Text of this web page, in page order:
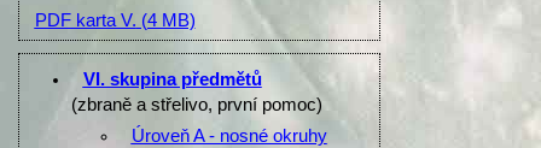
PDF karta V. (4 MB)
VI. skupina předmětů
(zbraně a střelivo, první pomoc)
Úroveň A - nosné okruhy